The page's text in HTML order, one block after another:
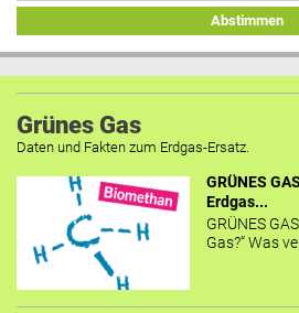
Abstimmen
Grünes Gas
Daten und Fakten zum Erdgas-Ersatz.
GRÜNES
Erdgas...
GRÜNES
Gas?“ Was